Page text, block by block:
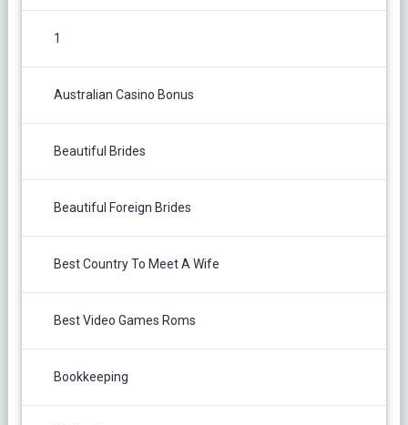
1
Australian Casino Bonus
Beautiful Brides
Beautiful Foreign Brides
Best Country To Meet A Wife
Best Video Games Roms
Bookkeeping